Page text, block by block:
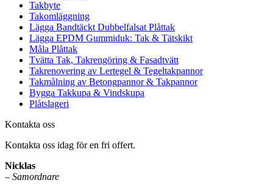
Takbyte
Takomläggning
Lägga Bandtäckt Dubbelfalsat Plåttak
Lägga EPDM Gummiduk: Tak & Tätskikt
Måla Plåttak
Tvätta Tak, Takrengöring & Fasadtvätt
Takrenovering av Lertegel & Tegeltakpannor
Takmålning av Betongpannor & Takpannor
Bygga Takkupa & Vindskupa
Plåtslageri
Kontakta oss
Kontakta oss idag för en fri offert.
Nicklas
– Samordnare